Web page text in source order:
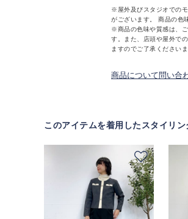
※屋外及びスタジオでの
がございます。 商品の色
※商品の色味や質感は、
す。また、店頭や屋外で
ますのでご了承くださいま
商品について問い合
このアイテムを着用したスタイリン